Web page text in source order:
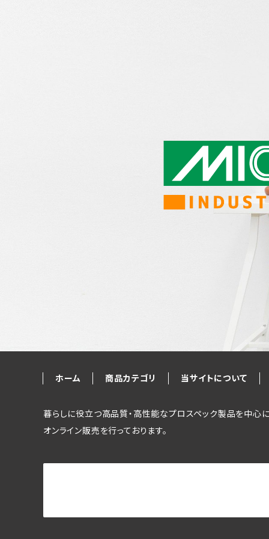
ホーム 商品カテゴリ 当サイトについて
暮らしに役立つ高品質・高性能なプロスペック製品を中心に
オンライン販売を行っております。